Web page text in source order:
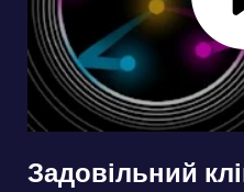
Задовільний